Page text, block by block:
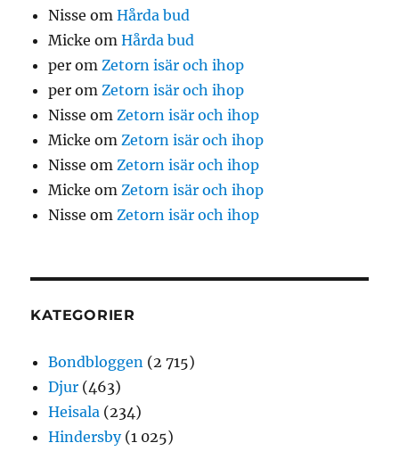
Nisse omHårda bud
Micke omHårda bud
per om Zetorn isär och ihop
per om Zetorn isär och ihop
Nisse om Zetorn isär och ihop
Micke om Zetorn isär och ihop
Nisse om Zetorn isär och ihop
Micke om Zetorn isär och ihop
Nisse om Zetorn isär och ihop
KATEGORIER
Bondbloggen (2 715)
Djur (463)
Heisala (234)
Hindersby(1 025)